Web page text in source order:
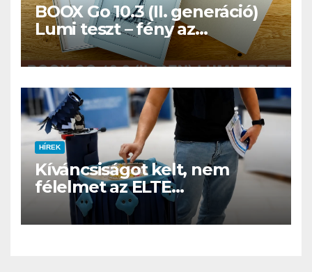
BOOX Go 10.3 (II. generáció)
Lumi teszt – fény az
éjszakában, fél könyvtár a
családi csomagban
HÍREK
Kíváncsiságot kelt, nem
félelmet az ELTE
etológusainak felszolgáló
robotja